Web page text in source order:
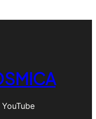
YouTube